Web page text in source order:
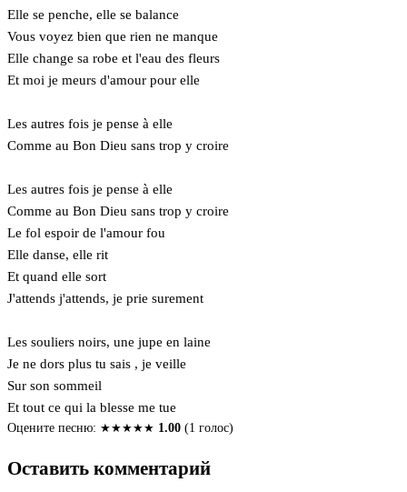
Elle se penche, elle se balance
Vous voyez bien que rien ne manque
Elle change sa robe et l'eau des fleurs
Et moi je meurs d'amour pour elle
Les autres fois je pense à elle
Comme au Bon Dieu sans trop y croire
Les autres fois je pense à elle
Comme au Bon Dieu sans trop y croire
Le fol espoir de l'amour fou
Elle danse, elle rit
Et quand elle sort
J'attends j'attends, je prie surement
Les souliers noirs, une jupe en laine
Je ne dors plus tu sais , je veille
Sur son sommeil
Et tout ce qui la blesse me tue
Оцените песню: ★★★★★ 1.00 (1 голос)
Оставить комментарий